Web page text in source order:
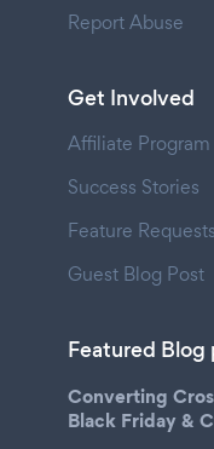
Report Abuse
Get Involved
Affiliate Program
Success Stories
Feature Requests
Guest Blog Post
Featured Blog
Converting
Black Friday &